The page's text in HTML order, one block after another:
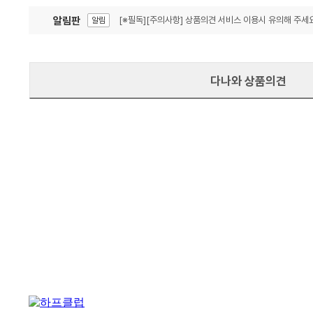
알림판 알림 [※필독][주의사항] 상품의견 서비스 이용시 유의해 주세
다나와 상품의견